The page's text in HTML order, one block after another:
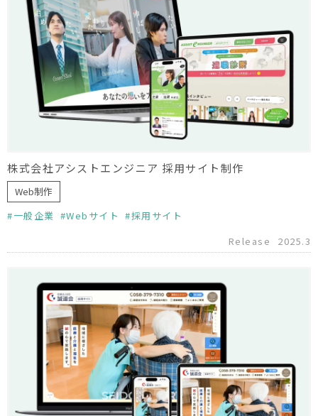
株式会社アシストエンジニア 採用サイト制作
Web制作
一般企業
Webサイト
採用サイト
Release
2025.3